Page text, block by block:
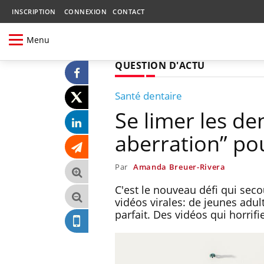
INSCRIPTION CONNEXION CONTACT
Menu
QUESTION D'ACTU
Santé dentaire
Se limer les
aberration”
Par Amanda Breuer-Rivera
C'est le nouveau défi qui
vidéos virales: de jeunes
parfait. Des vidéos qui